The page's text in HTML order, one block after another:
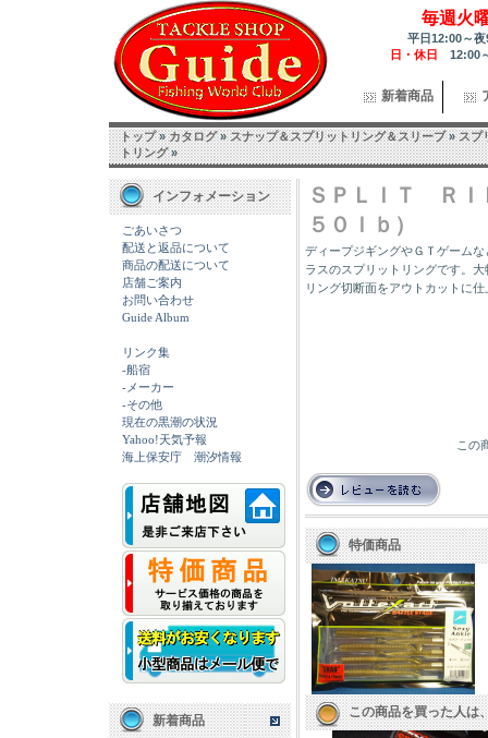
毎週火
平日12:00～
日・休日 12:00
新着商品
トップ»カタログ»スナップ＆スプリットリング＆スリーブ»スプ
トリング»
インフォメーション
ごあいさつ
配送と返品について
商品の配送について
店舗ご案内
お問い合わせ
Guide Album
リンク集
-船宿
-メーカー
-その他
現在の黒潮の状況
Yahoo!天気予報
海上保安庁 潮汐情報
新着商品
ＳＰＬＩＴ Ｒ
５０ｌｂ）
ディープジギングやＧＴゲーム
ラスのスプリットリングです。
リング切断面をアウトカットに
この
特価商品
この商品を買った人は